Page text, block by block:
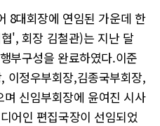
8대회장에 연임된 가운데 한
', 회장 김철관)는 지난 달
부구성을 완료하였다.이준
이정우부회장,김종국부회장,
신임부회장에 윤여진 시사
어인 편집국장이 선임되었